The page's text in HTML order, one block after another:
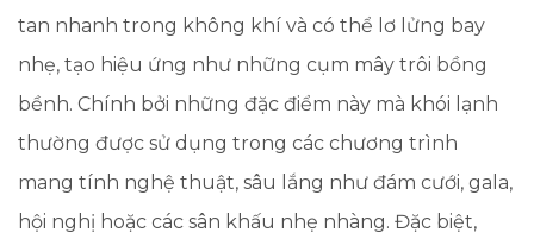
tan nhanh trong không khí và có thể lơ lửng bay
nhẹ, tạo hiệu ứng như những cụm mây trôi bồng
bềnh. Chính bởi những đặc điểm này mà khói lạnh
thường được sử dụng trong các chương trình
mang tính nghệ thuật, sâu lắng như đám cưới, gala,
hội nghị hoặc các sân khấu nhẹ nhàng. Đặc biệt,